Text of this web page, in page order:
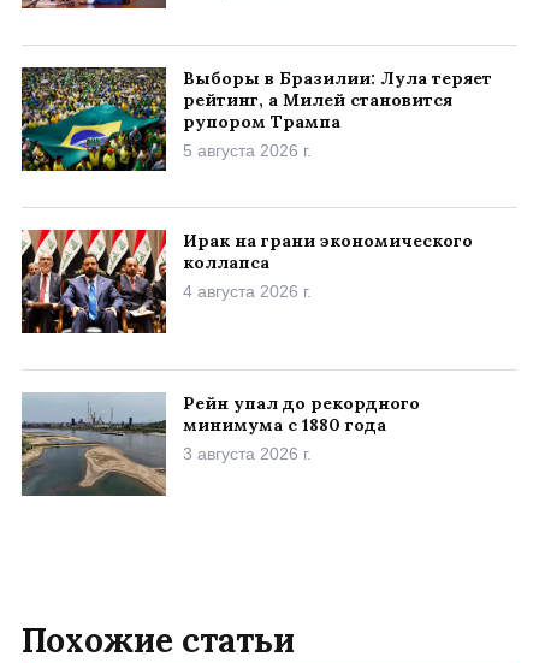
Выборы в Бразилии: Лула теряет
рейтинг, а Милей становится
рупором Трампа
5 августа 2026 г.
Ирак на грани экономического
коллапса
4 августа 2026 г.
Рейн упал до рекордного
минимума с 1880 года
3 августа 2026 г.
Похожие статьи